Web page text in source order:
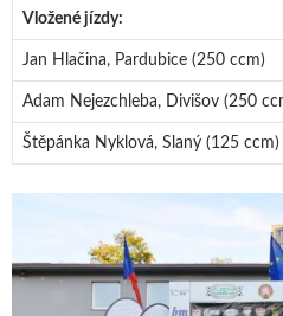
Vložené jízdy:
Jan Hlačina, Pardubice (250 ccm)
Adam Nejezchleba, Divišov (250
Štěpánka Nyklová, Slaný (125 ccm)